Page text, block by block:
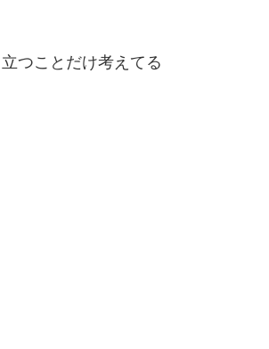
つことだけ考えてる